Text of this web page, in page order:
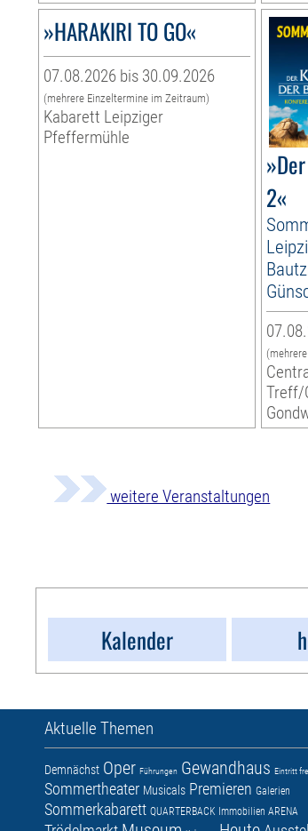
»HARAKIRI TO GO«
07.08.2026 bis 30.09.2026
(mehrere Einzeltermine im Zeitraum)
Kabarett Leipziger
Pfeffermühle
2«
Treff/
weitere Veranstaltungen
Kalender
Aktuelle Themen
Demnächst Oper Führungen Gewandhaus Eintritt
Sommertheater Musicals Premieren Galerien
Sommerkabarett QUARTERBACK Immobilien ARENA